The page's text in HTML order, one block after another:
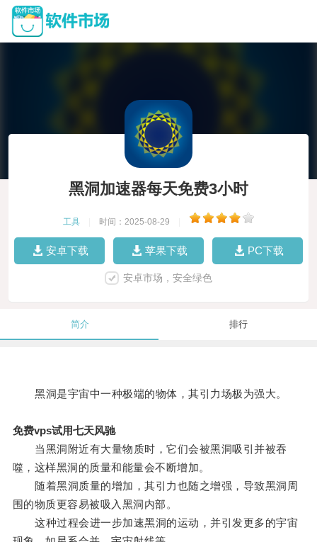
黑洞加速器每天免费3小时
工具 时间：2025-08-29
安卓下载 苹果下载 PC下载
安卓市场，安全绿色
简介 排行
黑洞是宇宙中一种极端的物体，其引力场极为强大。
免费vps试用七天风驰
当黑洞附近有大量物质时，它们会被黑洞吸引并被吞
噬，这样黑洞的质量和能量会不断增加。
随着黑洞质量的增加，其引力也随之增强，导致黑洞周
围的物质更容易被吸入黑洞内部。
这种过程会进一步加速黑洞的运动，并引发更多的宇宙